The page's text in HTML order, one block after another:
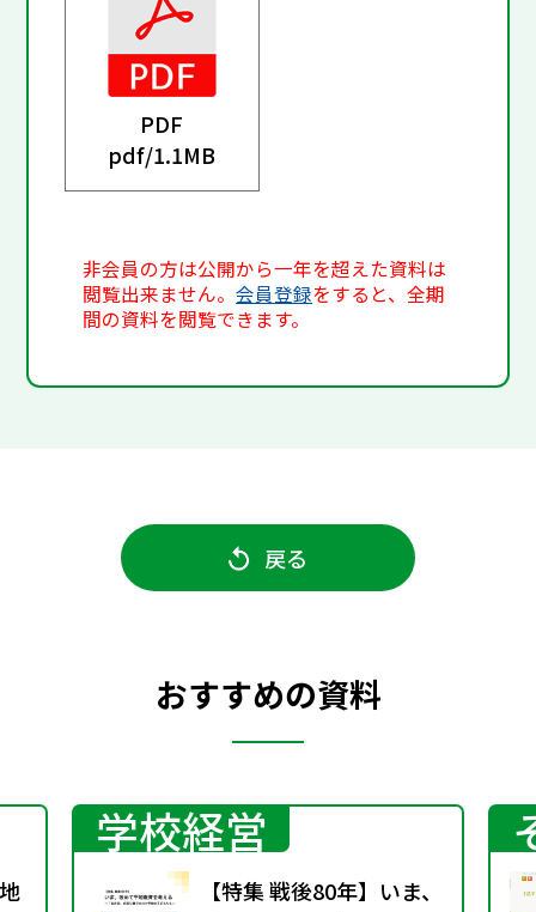
PDF
pdf/1.1MB
非会員の方は公開から一年を超えた資料は
閲覧出来ません。会員登録をすると、全期
間の資料を閲覧できます。
戻る
おすすめの資料
学校経営
【特集 戦後80年】いま、